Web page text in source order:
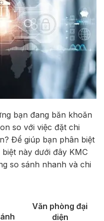
bạn đang băn khoăn
so với việc đặt chi
Để giúp bạn phân biệt
này dưới đây KMC
so sánh nhanh và chi
Văn phòng đại
diện